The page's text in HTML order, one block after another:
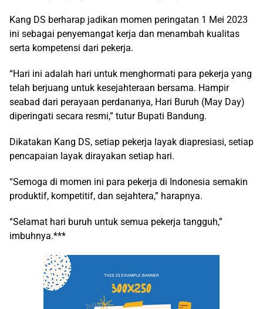
Kang DS berharap jadikan momen peringatan 1 Mei 2023
ini sebagai penyemangat kerja dan menambah kualitas
serta kompetensi dari pekerja.
“Hari ini adalah hari untuk menghormati para pekerja yang
telah berjuang untuk kesejahteraan bersama. Hampir
seabad dari perayaan perdananya, Hari Buruh (May Day)
diperingati secara resmi,” tutur Bupati Bandung.
Dikatakan Kang DS, setiap pekerja layak diapresiasi, setiap
pencapaian layak dirayakan setiap hari.
“Semoga di momen ini para pekerja di Indonesia semakin
produktif, kompetitif, dan sejahtera,” harapnya.
“Selamat hari buruh untuk semua pekerja tangguh,”
imbuhnya.***